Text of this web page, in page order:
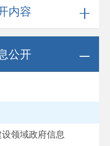
内容
公开
领域政府信息